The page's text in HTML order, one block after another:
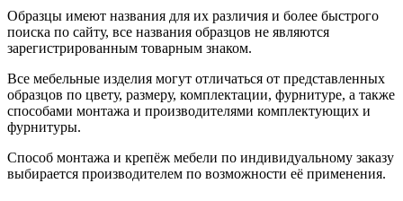
Образцы имеют названия для их различия и более быстрого
поиска по сайту, все названия образцов не являются
зарегистрированным товарным знаком.
Все мебельные изделия могут отличаться от представленных
образцов по цвету, размеру, комплектации, фурнитуре, а также
способами монтажа и производителями комплектующих и
фурнитуры.
Способ монтажа и крепёж мебели по индивидуальному заказу
выбирается производителем по возможности её применения.